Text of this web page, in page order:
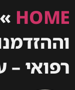
HOME
»
רפואי –